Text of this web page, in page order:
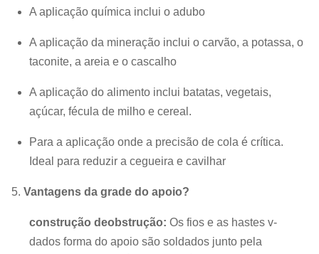
A aplicação química inclui o adubo
A aplicação da mineração inclui o carvão, a potassa, o
taconite, a areia e o cascalho
A aplicação do alimento inclui batatas, vegetais,
açúcar, fécula de milho e cereal.
Para a aplicação onde a precisão de cola é crítica.
Ideal para reduzir a cegueira e cavilhar
5. Vantagens da grade do apoio?
construção deobstrução: Os fios e as hastes v-
dados forma do apoio são soldados junto pela